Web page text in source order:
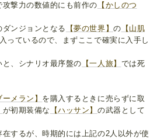
撃力の数値的にも前作の 【かしのつ
ンジョンとなる
【夢の世界】の 【山肌
っているので、まずここで確実に入手し
、シナリオ最序盤の 【一人旅】 では死
ーメラン】 を購入するときに売らずに取
が初期装備な 【ハッサン】の武器として
するが、時期的には上記の2人以外が使